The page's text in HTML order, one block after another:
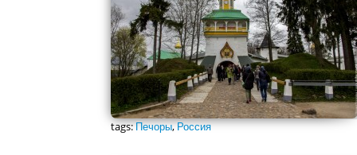
tags:Печоры,Россия